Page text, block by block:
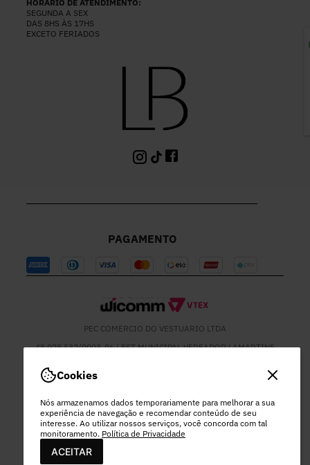
Cookies
Nós armazenamos dados temporariamente para melhorar a sua
experiência de navegação e recomendar conteúdo de seu
interesse. Ao utilizar nossos serviços, você concorda com tal
monitoramento. Política de Privacidade
ACEITAR
HORÁRIO DE ATENDIMENTO:
SEGUNDA A SEX
DAS 8HS ÀS 17HS
EXCETO FERIADOS
PAGAMENTO
PEC COMERCIO DO VESTUARIO LTDA
48.978.532/0003-96 | EST MUNICIPAL VEREADOR LAMARTINE